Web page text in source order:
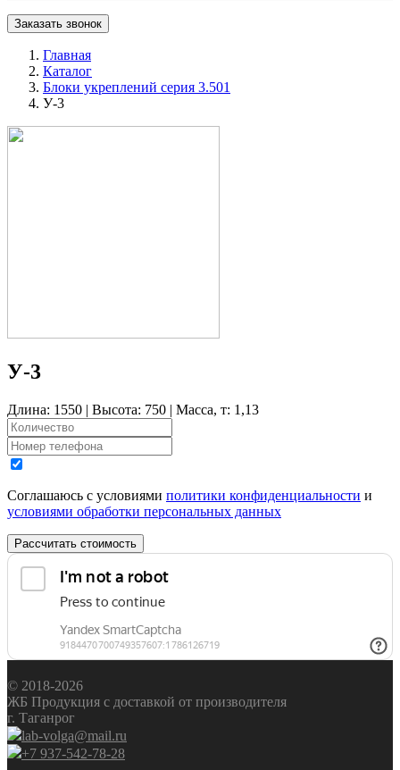
Заказать звонок
Главная
Каталог
Блоки укреплений серия 3.501
У-3
У-3
Длина: 1550 | Высота: 750 | Масса, т: 1,13
Соглашаюсь с условиями политики конфиденциальности и
условиями обработки персональных данных
Рассчитать стоимость
© 2018-2026
ЖБ Продукция с доставкой от производителя
г. Таганрог
lab-volga@mail.ru
+7 937-542-78-28